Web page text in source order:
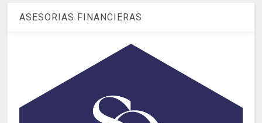
ASESORIAS FINANCIERAS